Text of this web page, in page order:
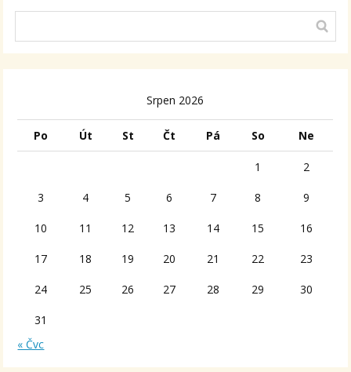
Srpen 2026
Po Út St Čt Pá So Ne
1 2
3 4 5 6 7 8 9
10 11 12 13 14 15 16
17 18 19 20 21 22 23
24 25 26 27 28 29 30
31
« Čvc